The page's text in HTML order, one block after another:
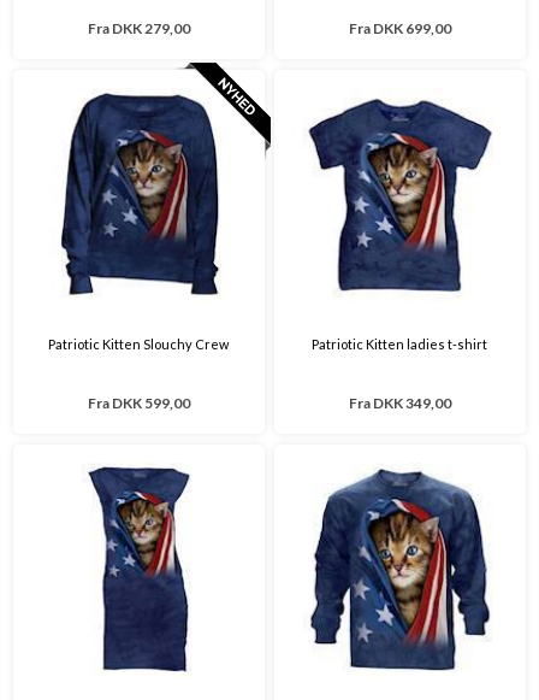
Fra DKK 279,00 Fra DKK 699,00
Patriotic Kitten Slouchy Crew
Fra DKK 599,00
Patriotic Kitten ladies t-shirt
Fra DKK 349,00